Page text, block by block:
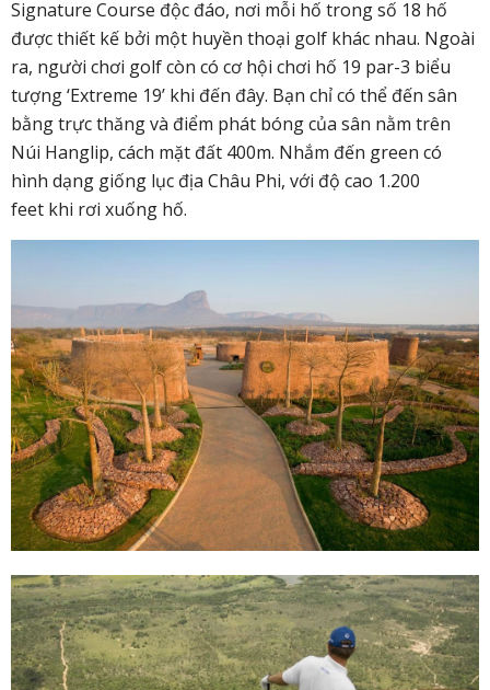
Signature Course độc đáo, nơi mỗi hố trong số 18 hố
được thiết kế bởi một huyền thoại golf khác nhau. Ngoài
ra, người chơi golf còn có cơ hội chơi hố 19 par-3 biểu
tượng ‘Extreme 19’ khi đến đây. Bạn chỉ có thể đến sân
bằng trực thăng và điểm phát bóng của sân nằm trên
Núi Hanglip, cách mặt đất 400m. Nhắm đến green có
hình dạng giống lục địa Châu Phi, với độ cao 1.200
feet khi rơi xuống hố.